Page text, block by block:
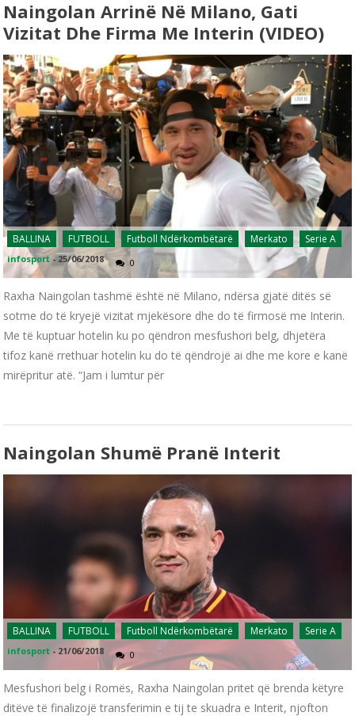
Naingolan Arrinë Në Milano, Gati
Vizitat Dhe Firma Me Interin (VIDEO)
BALLINA FUTBOLL Futboll Ndërkombëtarë Merkato Serie A
infosport - 25/06/2018 0
Raxha Naingolan tashmë është në Milano, ndërsa gjatë ditës së
sotme do të kryejë vizitat mjekësore dhe do të firmosë me Interin.
Me të kuptuar hotelin ku po qëndron mesfushori belg, dhjetëra
tifoz kanë rrethuar hotelin ku do të qëndrojë ai dhe me kore e kanë
mirëpritur atë. “Jam i lumtur për
Naingolan Shumë Pranë Interit
BALLINA FUTBOLL Futboll Ndërkombëtarë Merkato Serie A
infosport - 21/06/2018 0
Mesfushori belg i Romës, Raxha Naingolan pritet që brenda këtyre
ditëve të finalizojë transferimin e tij te skuadra e Interit, njofton